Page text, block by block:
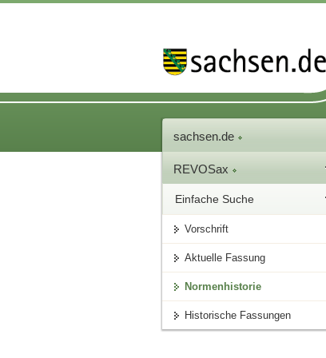
sachsen.de
REVOSax
Einfache Suche
Vorschrift
Aktuelle Fassung
Normenhistorie
Historische Fassungen